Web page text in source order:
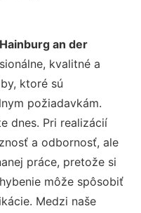
an der
kvalitné a
ktoré sú
požiadavkám.
dnes. Pri realizácií
a odbornosť, ale
práce, pretože si
môže spôsobiť
Medzi naše